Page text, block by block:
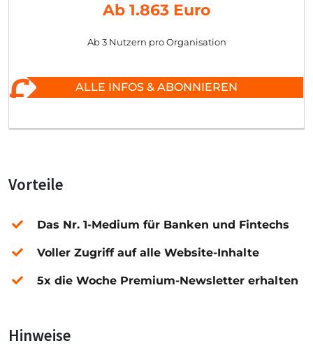
Ab 1.863 Euro
Ab 3 Nutzern pro Organisation
ALLE INFOS & ABONNIEREN
Vorteile
Das Nr. 1-Medium für Banken und Fintechs
Voller Zugriff auf alle Website-Inhalte
5x die Woche Premium-Newsletter erhalten
Hinweise